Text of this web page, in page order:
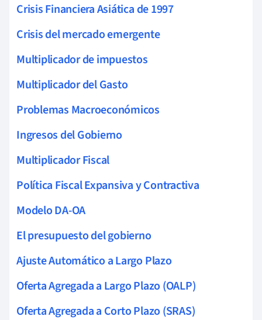
Crisis Financiera Asiática de 1997
Crisis del mercado emergente
Multiplicador de impuestos
Multiplicador del Gasto
Problemas Macroeconómicos
Ingresos del Gobierno
Multiplicador Fiscal
Política Fiscal Expansiva y Contractiva
Modelo DA-OA
El presupuesto del gobierno
Ajuste Automático a Largo Plazo
Oferta Agregada a Largo Plazo (OALP)
Oferta Agregada a Corto Plazo (SRAS)